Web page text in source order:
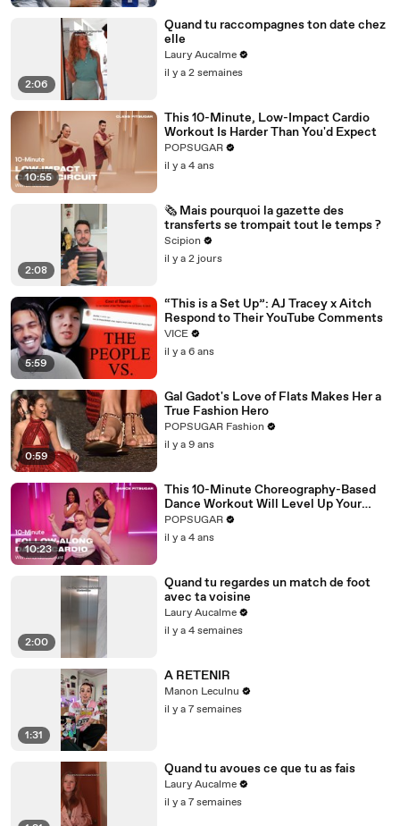
2:06
Quand tu raccompagnes ton date chez
elle
Laury Aucalme
il y a 2 semaines
10:55
This 10-Minute, Low-Impact Cardio
Workout Is Harder Than You'd Expect
POPSUGAR
il y a 4 ans
2:08
🗞️ Mais pourquoi la gazette des
transferts se trompait tout le temps ?
Scipion
il y a 2 jours
5:59
“This is a Set Up”: AJ Tracey x Aitch
Respond to Their YouTube Comments
VICE
il y a 6 ans
0:59
Gal Gadot's Love of Flats Makes Her a
True Fashion Hero
POPSUGAR Fashion
il y a 9 ans
10:23
This 10-Minute Choreography-Based
Dance Workout Will Level Up Your
Moves
POPSUGAR
il y a 4 ans
2:00
Quand tu regardes un match de foot
avec ta voisine
Laury Aucalme
il y a 4 semaines
1:31
A RETENIR
Manon Leculnu
il y a 7 semaines
Quand tu avoues ce que tu as fais
Laury Aucalme
il y a 7 semaines